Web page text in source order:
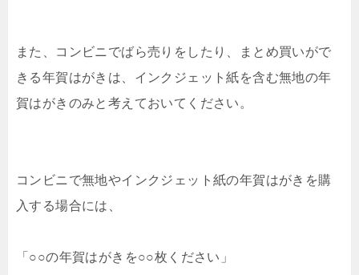
また、コンビニでばら売りをしたり、まとめ買いがで
きる年賀はがきは、インクジェット紙を含む無地の年
賀はがきのみと考えておいてください。
コンビニで無地やインクジェット紙の年賀はがきを購
入する場合には、
「○○の年賀はがきを○○枚ください」